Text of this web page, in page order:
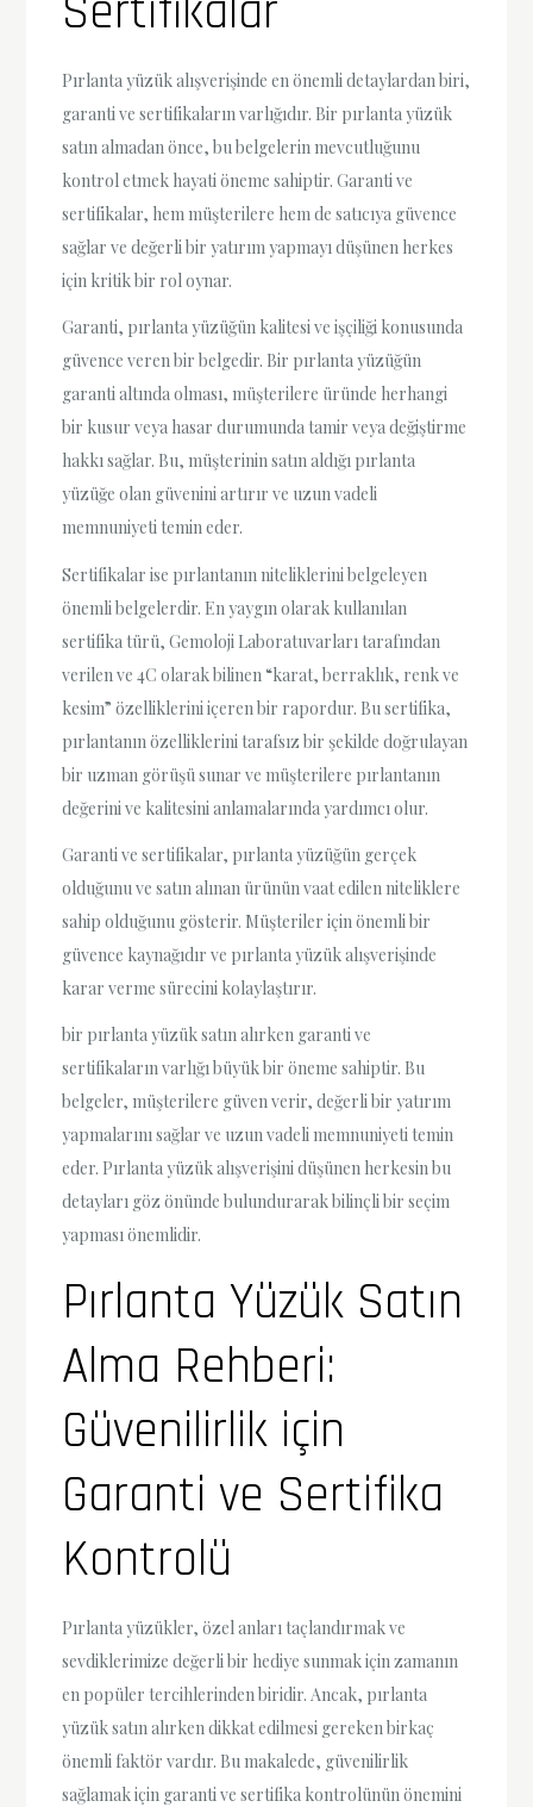
Sertifikalar
Pırlanta yüzük alışverişinde en önemli detaylardan biri,
garanti ve sertifikaların varlığıdır. Bir pırlanta yüzük
satın almadan önce, bu belgelerin mevcutluğunu
kontrol etmek hayati öneme sahiptir. Garanti ve
sertifikalar, hem müşterilere hem de satıcıya güvence
sağlar ve değerli bir yatırım yapmayı düşünen herkes
için kritik bir rol oynar.
Garanti, pırlanta yüzüğün kalitesi ve işçiliği konusunda
güvence veren bir belgedir. Bir pırlanta yüzüğün
garanti altında olması, müşterilere üründe herhangi
bir kusur veya hasar durumunda tamir veya değiştirme
hakkı sağlar. Bu, müşterinin satın aldığı pırlanta
yüzüğe olan güvenini artırır ve uzun vadeli
memnuniyeti temin eder.
Sertifikalar ise pırlantanın niteliklerini belgeleyen
önemli belgelerdir. En yaygın olarak kullanılan
sertifika türü, Gemoloji Laboratuvarları tarafından
verilen ve 4C olarak bilinen “karat, berraklık, renk ve
kesim” özelliklerini içeren bir rapordur. Bu sertifika,
pırlantanın özelliklerini tarafsız bir şekilde doğrulayan
bir uzman görüşü sunar ve müşterilere pırlantanın
değerini ve kalitesini anlamalarında yardımcı olur.
Garanti ve sertifikalar, pırlanta yüzüğün gerçek
olduğunu ve satın alınan ürünün vaat edilen niteliklere
sahip olduğunu gösterir. Müşteriler için önemli bir
güvence kaynağıdır ve pırlanta yüzük alışverişinde
karar verme sürecini kolaylaştırır.
bir pırlanta yüzük satın alırken garanti ve
sertifikaların varlığı büyük bir öneme sahiptir. Bu
belgeler, müşterilere güven verir, değerli bir yatırım
yapmalarını sağlar ve uzun vadeli memnuniyeti temin
eder. Pırlanta yüzük alışverişini düşünen herkesin bu
detayları göz önünde bulundurarak bilinçli bir seçim
yapması önemlidir.
Pırlanta Yüzük Satın
Alma Rehberi:
Güvenilirlik için
Garanti ve Sertifika
Kontrolü
Pırlanta yüzükler, özel anları taçlandırmak ve
sevdiklerimize değerli bir hediye sunmak için zamanın
en popüler tercihlerinden biridir. Ancak, pırlanta
yüzük satın alırken dikkat edilmesi gereken birkaç
önemli faktör vardır. Bu makalede, güvenilirlik
sağlamak için garanti ve sertifika kontrolünün önemini